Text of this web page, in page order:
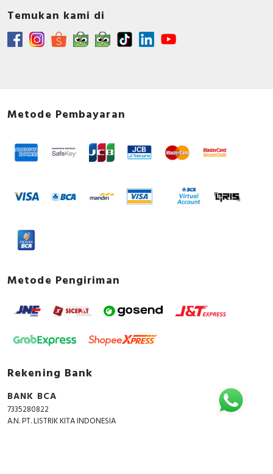
Temukan kami di
Metode Pembayaran
Metode Pengiriman
Rekening Bank
BANK BCA
7335280822
A.N. PT. LISTRIK KITA INDONESIA